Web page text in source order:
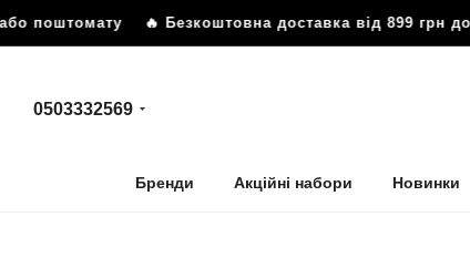
поштомату🔥 Безкоштовна доставка від 899 грн до
0503332569
Бренди Акційні набори Новинки